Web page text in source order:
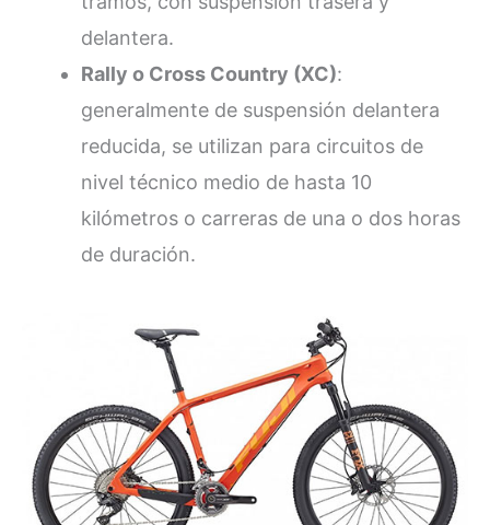
delantera.
Rally o Cross Country (XC):
generalmente de suspensión delantera
reducida, se utilizan para circuitos de
nivel técnico medio de hasta 10
kilómetros o carreras de una o dos horas
de duración.